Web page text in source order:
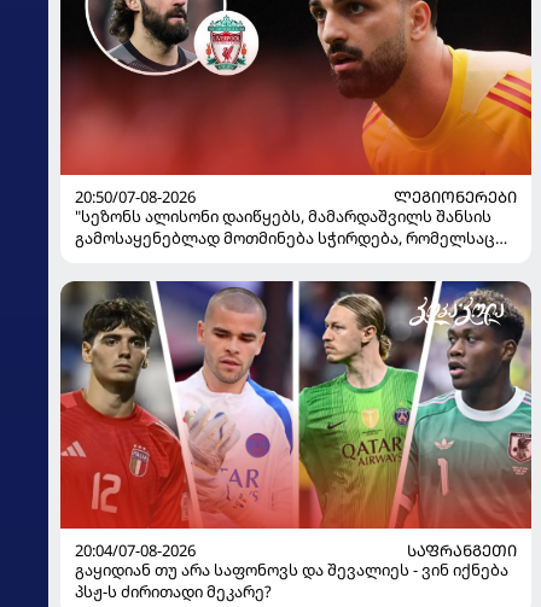
20:50/07-08-2026
ᲚᲔᲒᲘᲝᲜᲔᲠᲔᲑᲘ
"სეზონს ალისონი დაიწყებს, მამარდაშვილს შანსის
გამოსაყენებლად მოთმინება სჭირდება, რომელსაც
ყოფილმა მეკარემ
20:04/07-08-2026
ᲡᲐᲤᲠᲐᲜᲒᲔᲗᲘ
გაყიდიან თუ არა საფონოვს და შევალიეს - ვინ იქნება
პსჟ-ს ძირითადი მეკარე?